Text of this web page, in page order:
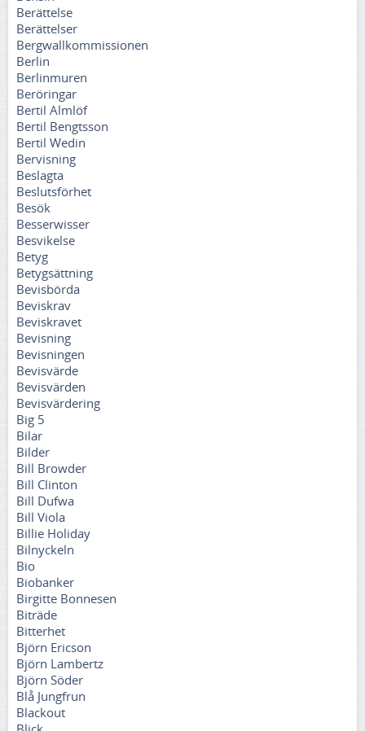
Berättelse
Berättelser
Bergwallkommissionen
Berlin
Berlinmuren
Beröringar
Bertil Almlöf
Bertil Bengtsson
Bertil Wedin
Bervisning
Beslagta
Beslutsförhet
Besök
Besserwisser
Besvikelse
Betyg
Betygsättning
Bevisbörda
Beviskrav
Beviskravet
Bevisning
Bevisningen
Bevisvärde
Bevisvärden
Bevisvärdering
Big 5
Bilar
Bilder
Bill Browder
Bill Clinton
Bill Dufwa
Bill Viola
Billie Holiday
Bilnyckeln
Bio
Biobanker
Birgitte Bonnesen
Biträde
Bitterhet
Björn Ericson
Björn Lambertz
Björn Söder
Blå Jungfrun
Blackout